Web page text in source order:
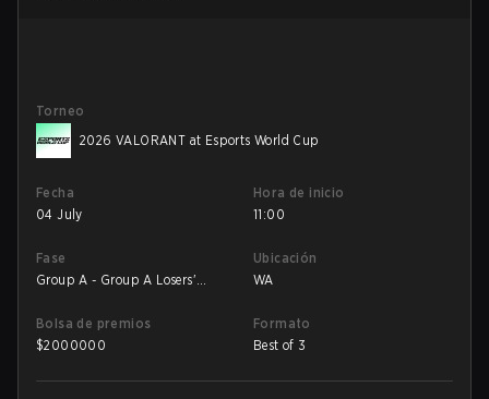
Torneo
2026 VALORANT at Esports World Cup
Fecha
04 July
Hora de inicio
11:00
Fase
Group A - Group A Losers'
Ubicación
WA
Bolsa de premios
$2000000
Formato
Best of 3